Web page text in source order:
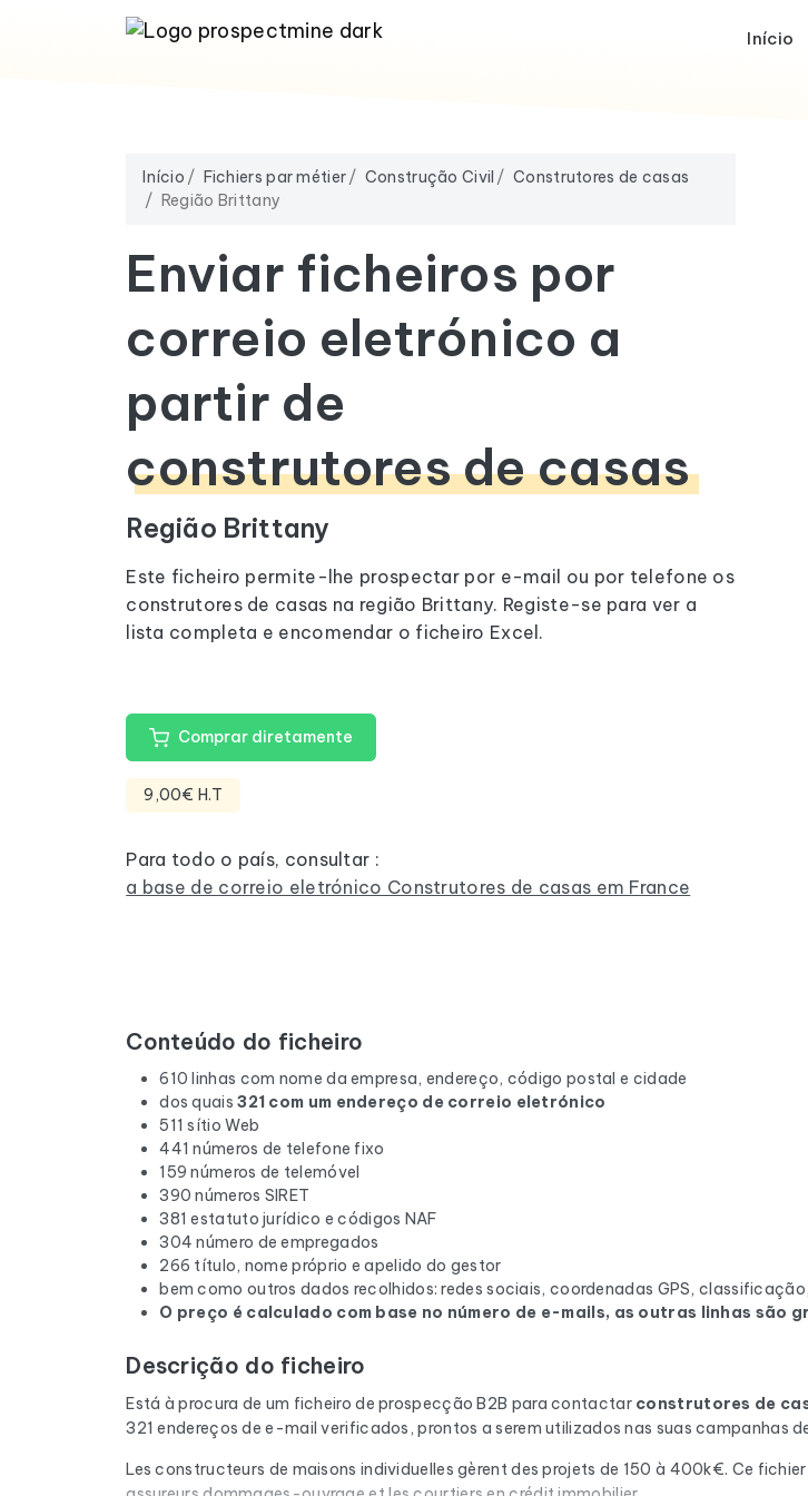
Início
Início Fichiers par métier Construção Civil
Construtores de casas
Região Brittany
Enviar ficheiros por
correio eletrónico a
partir de
construtores de casas
Região Brittany
Este ficheiro permite-lhe prospectar por e-mail ou por telefone os
construtores de casas na região Brittany. Registe-se para ver a
lista completa e encomendar o ficheiro Excel.
Comprar diretamente
9,00€ H.T
Para todo o país, consultar :
a base de correio eletrónico Construtores de casas em France
Conteúdo do ficheiro
610 linhas com nome da empresa, endereço, código postal e cidade
dos quais321 com um endereço de correio eletrónico
511 sítio Web
441 números de telefone fixo
159 números de telemóvel
390 números SIRET
381 estatuto jurídico e códigos NAF
304 número de empregados
266 título, nome próprio e apelido do gestor
bem como outros dados recolhidos: redes sociais, coordenadas GPS,
O preço é calculado com base no número de e-mails, as outras linhas são
Descrição do ficheiro
Está à procura de um ficheiro de prospecção B2B para contactar construtores de
321 endereços de e-mail verificados, prontos a serem utilizados nas suas campanhas
Les constructeurs de maisons individuelles gèrent des projets de 150 à 400k€. Ce